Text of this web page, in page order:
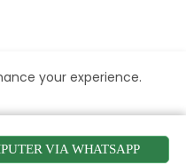
VIA WHATSAPP
your experience.